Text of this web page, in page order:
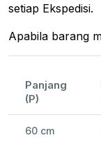
setiap Ekspedisi.
Apabila barang
Panjang
(P)
60 cm